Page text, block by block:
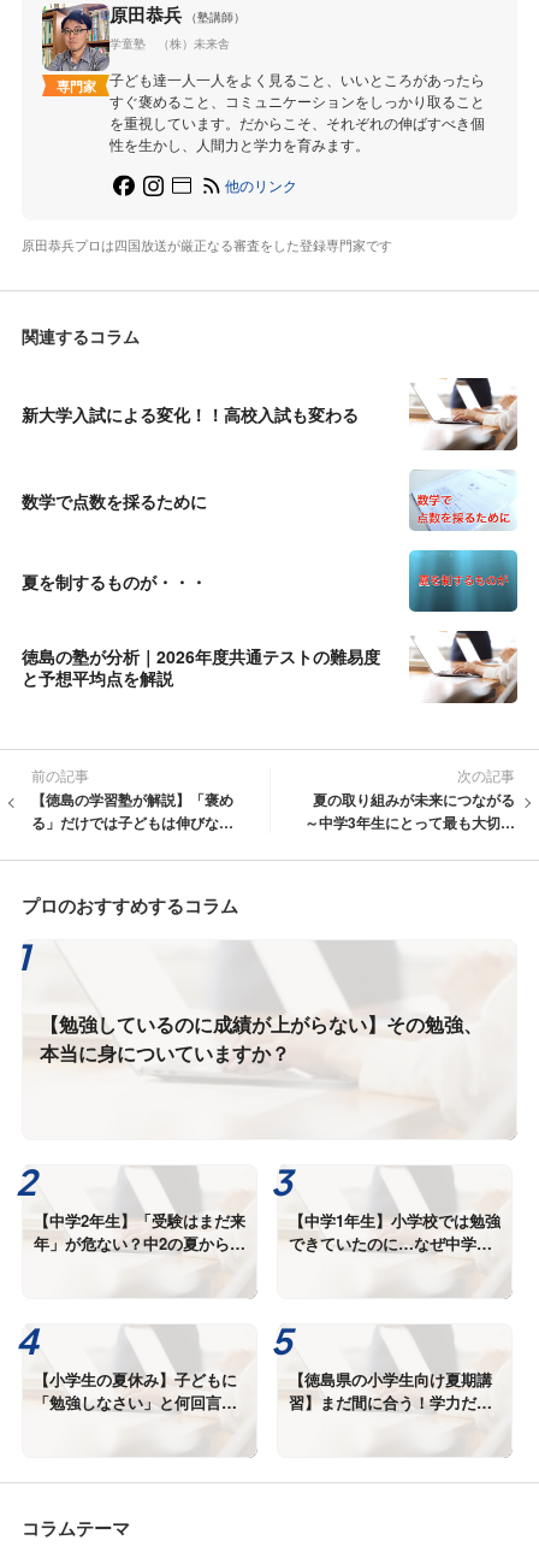
専門家
原田恭兵
（塾講師）
学童塾 （株）未来舎
子ども達一人一人をよく見ること、いいところがあったら
すぐ褒めること、コミュニケーションをしっかり取ること
を重視しています。だからこそ、それぞれの伸ばすべき個
性を生かし、人間力と学力を育みます。
他のリンク
原田恭兵プロは四国放送が厳正なる審査をした登録専門家です
関連するコラム
新大学入試による変化！！高校入試も変わる
数学で点数を採るために
夏を制するものが・・・
徳島の塾が分析｜2026年度共通テストの難易度
と予想平均点を解説
前の記事
【徳島の学習塾が解説】「褒め
る」だけでは子どもは伸びな
関わり方とは
次の記事
夏の取り組みが未来につながる
～中学3年生にとって最も大切な
プロのおすすめするコラム
【勉強しているのに成績が上がらない】その勉強、
本当に身についていますか？
【中学2年生】「受験はまだ来
年」が危ない？中2の夏から差
【中学1年生】小学校では勉強
できていたのに…なぜ中学生
になると成績が下がるのか？
【小学生の夏休み】子どもに
「勉強しなさい」と何回言っ
【徳島県の小学生向け夏期講
習】まだ間に合う！学力だけ
でなくコミュニケーション能
力も伸びる未来舎の夏期講習
コラムテーマ